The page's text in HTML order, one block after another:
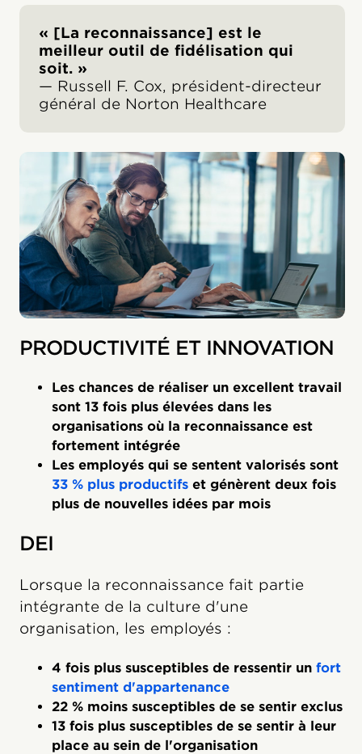
« [La reconnaissance] est le
meilleur outil de fidélisation qui
soit. »
— Russell F. Cox, président-directeur
général de Norton Healthcare
PRODUCTIVITÉ ET INNOVATION
Les chances de réaliser un excellent travail
sont 13 fois plus élevées dans les
organisations où la reconnaissance est
fortement intégrée
Les employés qui se sentent valorisés sont
33 % plus productifs et génèrent deux fois
plus de nouvelles idées par mois
DEI
Lorsque la reconnaissance fait partie
intégrante de la culture d'une
organisation, les employés :
4 fois plus susceptibles de ressentir un fort
sentiment d'appartenance
22 % moins susceptibles de se sentir exclus
13 fois plus susceptibles de se sentir à leur
place au sein de l'organisation